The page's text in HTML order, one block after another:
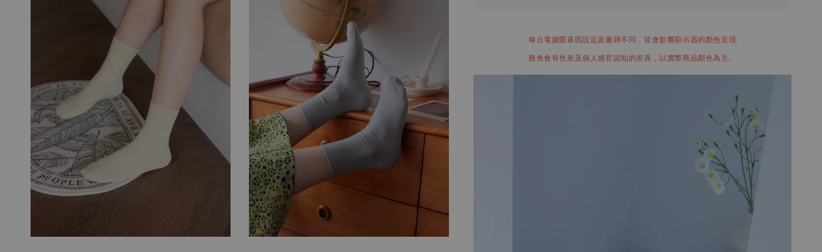
每台電腦螢幕因設定及廠牌不同，皆會影響顯示器的顏色呈現
難免會有色差及個人感官認知的差異，以實際商品顏色為主。